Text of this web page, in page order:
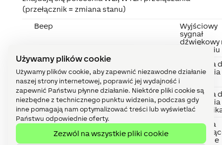
Używamy plików cookie
Używamy plików cookie, aby zapewnić niezawodne działanie
naszej strony internetowej, poprawić jej wydajność i
zapewnić Państwu płynne działanie. Niektóre pliki cookie są
niezbędne z technicznego punktu widzenia, podczas gdy
inne pomagają nam optymalizować treści lub wyświetlać
Państwu odpowiednie oferty.
Zezwól na wszystkie pliki cookie
(przełącznik = zmiana stanu)
Beep
Wyjściowy
sygnał
dźwiękowy
urządzeniu
iDock (close/open/Toggle)
Polecenia
sterowania
iDock
Relais (close/open/Toggle)
Polecenia
sterowania
Mute/Unmute/Toggle Mute
Polecenia
wyciszenie